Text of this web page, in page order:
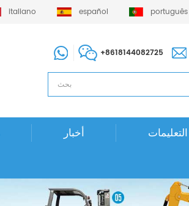
italiano español português
+8618144082725
أخبار
التعليمات